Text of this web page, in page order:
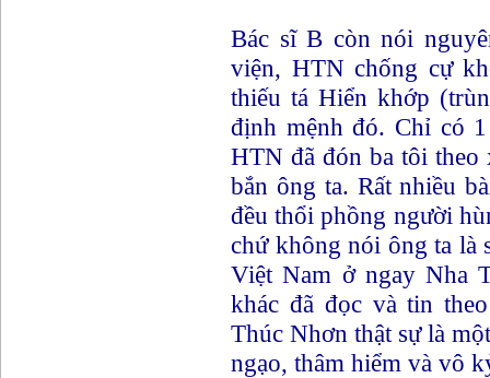
Bác sĩ B còn nói
viện, HTN chống cự
thiếu tá Hiển khớp
định mệnh đó. Chỉ có
HTN đã đón ba tôi theo
bắn ông ta. Rất nhiều
đều thổi phồng người
chứ không nói ông ta là
Việt Nam ở ngay Nha
khác đã đọc và tin
Thúc Nhơn thật sự là
ngạo, thâm hiểm và vô